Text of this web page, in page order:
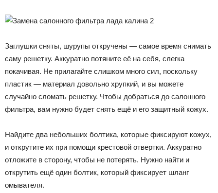
Заглушки сняты, шурупы откручены — самое время снимать
саму решетку. Аккуратно потяните её на себя, слегка
покачивая. Не прилагайте слишком много сил, поскольку
пластик — материал довольно хрупкий, и вы можете
случайно сломать решетку. Чтобы добраться до салонного
фильтра, вам нужно будет снять ещё и его защитный кожух.
Найдите два небольших болтика, которые фиксируют кожух,
и открутите их при помощи крестовой отвертки. Аккуратно
отложите в сторону, чтобы не потерять. Нужно найти и
открутить ещё один болтик, который фиксирует шланг
омывателя.